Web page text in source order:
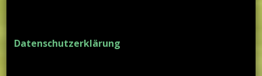
Datenschutzerklärung